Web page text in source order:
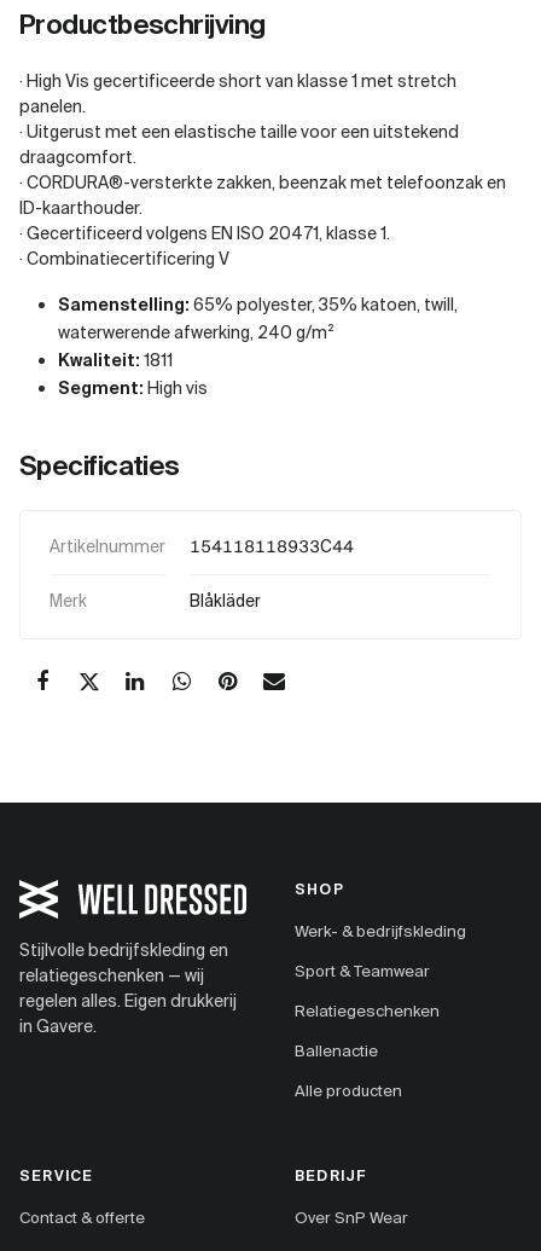
Productbeschrijving
· High Vis gecertificeerde short van klasse 1 met stretch
panelen.
· Uitgerust met een elastische taille voor een uitstekend
draagcomfort.
· CORDURA®-versterkte zakken, beenzak met telefoonzak en
ID-kaarthouder.
· Gecertificeerd volgens EN ISO 20471, klasse 1.
· Combinatiecertificering V
Samenstelling: 65% polyester, 35% katoen, twill,
waterwerende afwerking, 240 g/m²
Kwaliteit: 1811
Segment: High vis
Specificaties
Artikelnummer 154118118933C44
Merk Blåkläder
Stijlvolle bedrijfskleding en
relatiegeschenken — wij
regelen alles. Eigen drukkerij
in Gavere.
SHOP
Werk- & bedrijfskleding
Sport & Teamwear
Relatiegeschenken
Ballenactie
Alle producten
SERVICE
Contact & offerte
BEDRIJF
Over SnP Wear